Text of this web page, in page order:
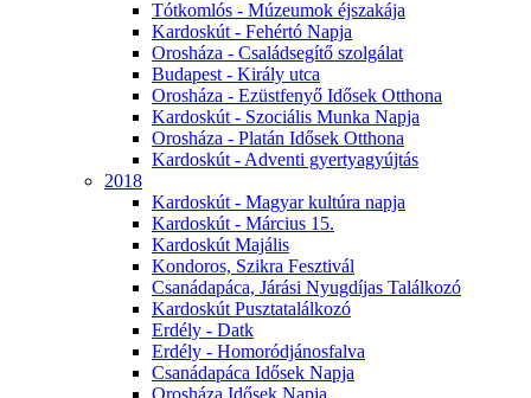
Tótkomlós - Múzeumok éjszakája
Kardoskút - Fehértó Napja
Orosháza - Családsegítő szolgálat
Budapest - Király utca
Orosháza - Ezüstfenyő Idősek Otthona
Kardoskút - Szociális Munka Napja
Orosháza - Platán Idősek Otthona
Kardoskút - Adventi gyertyagyújtás
2018
Kardoskút - Magyar kultúra napja
Kardoskút - Március 15.
Kardoskút Majális
Kondoros, Szikra Fesztivál
Csanádapáca, Járási Nyugdíjas Találkozó
Kardoskút Pusztatalálkozó
Erdély - Datk
Erdély - Homoródjánosfalva
Csanádapáca Idősek Napja
Orosháza Idősek Napja